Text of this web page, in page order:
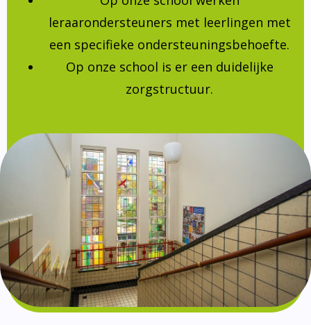
leraarondersteuners met leerlingen met
een specifieke ondersteuningsbehoefte.
Op onze school is er een duidelijke
zorgstructuur.